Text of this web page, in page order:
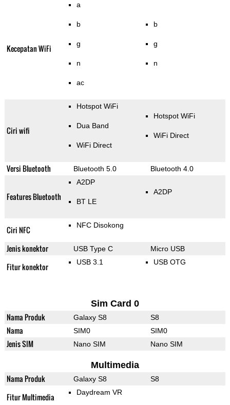
Kecepatan WiFi
a
b
g
n
ac
b
g
n
Ciri wifi
Hotspot WiFi
Dua Band
WiFi Direct
Hotspot WiFi
WiFi Direct
Versi Bluetooth Bluetooth 5.0 Bluetooth 4.0
Features Bluetooth
A2DP
BT LE
A2DP
Ciri NFC NFC Disokong
Jenis konektor USB Type C Micro USB
Fitur konektor USB 3.1 USB OTG
Sim Card 0
Nama Produk Galaxy S8 S8
Nama SIM0 SIM0
Jenis SIM Nano SIM Nano SIM
Multimedia
Nama Produk Galaxy S8 S8
Fitur Multimedia Daydream VR